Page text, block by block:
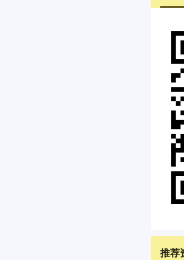
推荐